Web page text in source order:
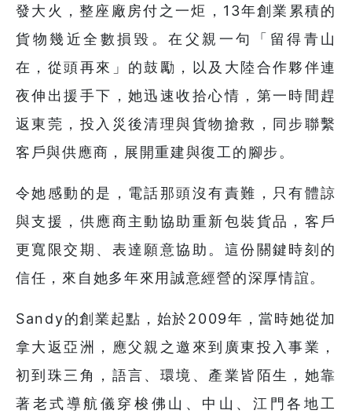
發大火，整座廠房付之一炬，13年創業累積的
貨物幾近全數損毀。在父親一句「留得青山
在，從頭再來」的鼓勵，以及大陸合作夥伴連
夜伸出援手下，她迅速收拾心情，第一時間趕
返東莞，投入災後清理與貨物搶救，同步聯繫
客戶與供應商，展開重建與復工的腳步。
令她感動的是，電話那頭沒有責難，只有體諒
與支援，供應商主動協助重新包裝貨品，客戶
更寬限交期、表達願意協助。這份關鍵時刻的
信任，來自她多年來用誠意經營的深厚情誼。
Sandy的創業起點，始於2009年，當時她從加
拿大返亞洲，應父親之邀來到廣東投入事業，
初到珠三角，語言、環境、產業皆陌生，她靠
著老式導航儀穿梭佛山、中山、江門各地工